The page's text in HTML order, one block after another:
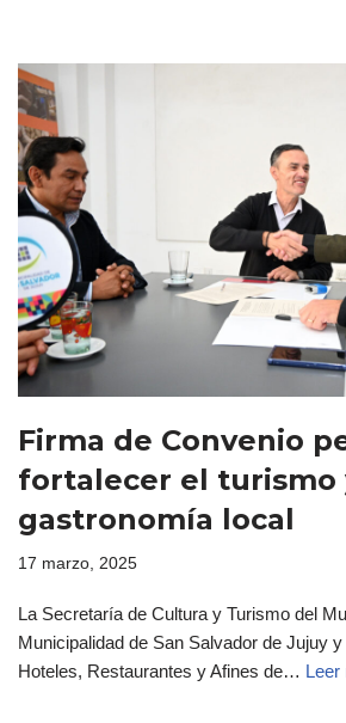
Firma de Convenio
fortalecer el turismo
gastronomía local
17 marzo, 2025
La Secretaría de Cultura y Turismo del
Municipalidad de San Salvador de Jujuy
Hoteles, Restaurantes y Afines de… Leer